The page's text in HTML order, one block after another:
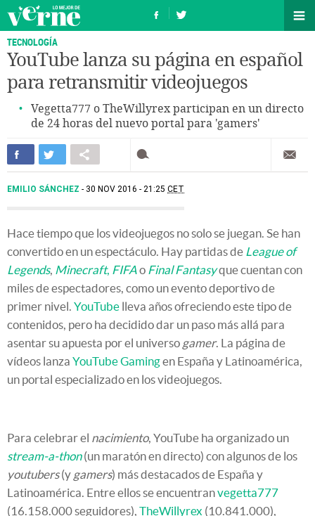
TECNOLOGÍA
YouTube lanza su página en español
para retransmitir videojuegos
Vegetta777 o TheWillyrex participan en un directo
de 24 horas del nuevo portal para 'gamers'
EMILIO SÁNCHEZ 30 NOV 2016 - 21:25 CET
Hace tiempo que los videojuegos no solo se juegan. Se han
convertido en un espectáculo. Hay partidas de League of
Legends, Minecraft, FIFAo Final Fantasyque cuentan con
miles de espectadores, como un evento deportivo de
primer nivel. YouTube lleva años ofreciendo este tipo de
contenidos, pero ha decidido dar un paso más allá para
asentar su apuesta por el universo gamer. La página de
vídeos lanza YouTube Gamingen España y Latinoamérica,
un portal especializado en los videojuegos.
Para celebrar el nacimiento, YouTube ha organizado un
stream-a-thon(un maratón en directo) con algunos de los
youtubers(y gamers) más destacados de España y
Latinoamérica. Entre ellos se encuentranvegetta777
(16.158.000 seguidores), TheWillyrex (10.841.000),